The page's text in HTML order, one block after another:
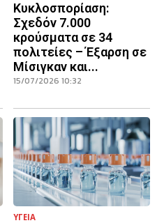
Κυκλοσπορίαση:
Σχεδόν 7.000
κρούσματα σε 34
πολιτείες – Έξαρση σε
Μίσιγκαν και...
15/07/2026 10:32
ΥΓΕΙΑ